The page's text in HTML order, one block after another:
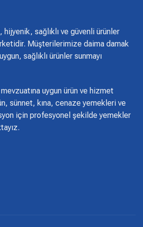
sağlıklı ve güvenli ürünler
Müşterilerimize daima damak
sağlıklı ürünler sunmayı
uygun ürün ve hizmet
sünnet, kına, cenaze yemekleri ve
için profesyonel şekilde yemekler